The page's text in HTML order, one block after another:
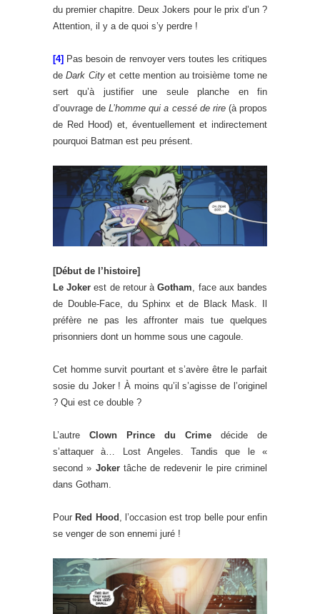
du premier chapitre. Deux Jokers pour le prix d’un ?
Attention, il y a de quoi s’y perdre !
[4] Pas besoin de renvoyer vers toutes les critiques
deDark Cityet cette mention au troisième tome ne
sert qu’à justifier une seule planche en fin
d’ouvrage deL’homme qui a cessé de rire(à propos
de Red Hood) et, éventuellement et indirectement
pourquoi Batman est peu présent.
[Début de l’histoire]
Le Joker est de retour àGotham, face aux bandes
de Double-Face, du Sphinx et de Black Mask. Il
préfère ne pas les affronter mais tue quelques
prisonniers dont un homme sous une cagoule.
Cet homme survit pourtant et s’avère être le parfait
sosie du Joker ! À moins qu’il s’agisse de l’originel
? Qui est ce double ?
L’autre Clown Prince du Crime décide de
s’attaquer à… Lost Angeles. Tandis que le «
second » Jokertâche de redevenir le pire criminel
dans Gotham.
Pour Red Hood , l’occasion est trop belle pour enfin
se venger de son ennemi juré !